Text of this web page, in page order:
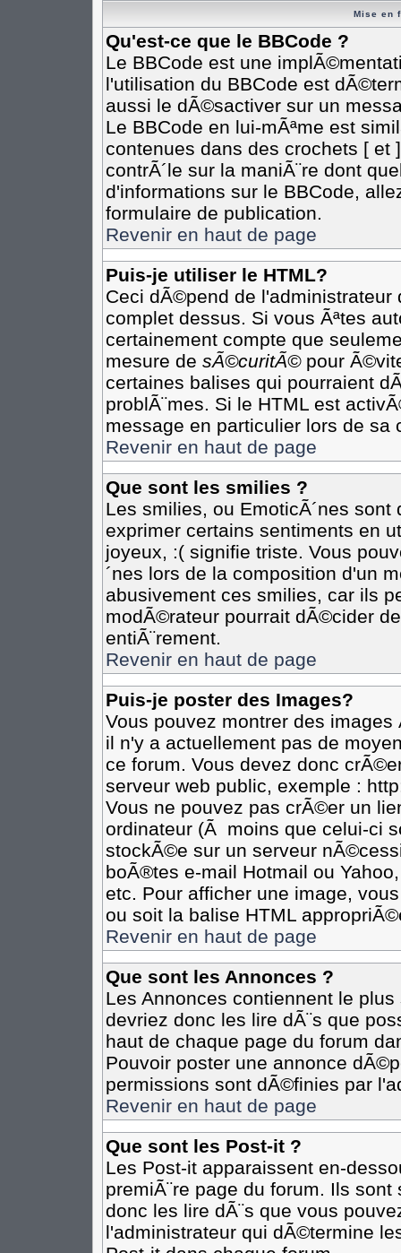
Mise en
Qu'est-ce que le BBCode ?
Le BBCode est une
l'utilisation du BBCode est
aussi le dÃ©sactiver sur un
Le BBCode en lui-mÃªme est
contenues dans des crochets [
contrÃ´le sur la maniÃ¨re dont
d'informations sur le BBCode,
formulaire de publication.
Revenir en haut de page
Puis-je utiliser le HTML?
Ceci dÃ©pend de l'administrateur
complet dessus. Si vous Ãªtes
certainement compte que
mesure de sÃ©curitÃ©pour
certaines balises qui pourraient
problÃ¨mes. Si le HTML est
message en particulier lors de sa
Revenir en haut de page
Que sont les smilies ?
Les smilies, ou EmoticÃ´nes
exprimer certains sentiments en
joyeux, :( signifie triste. Vous
´nes lors de la composition d'un
abusivement ces smilies, car ils
modÃ©rateur pourrait dÃ©cider
entiÃ¨rement.
Revenir en haut de page
Puis-je poster des Images?
Vous pouvez montrer des
il n'y a actuellement pas de
ce forum. Vous devez donc
serveur web public, exemple :
Vous ne pouvez pas crÃ©er un
ordinateur (Ã moins que celui-ci
stockÃ©e sur un serveur
boÃ®tes e-mail Hotmail ou
etc. Pour afficher une image,
ou soit la balise HTML
Revenir en haut de page
Que sont les Annonces ?
Les Annonces contiennent le
devriez donc les lire dÃ¨s que
haut de chaque page du forum
Pouvoir poster une annonce
permissions sont dÃ©finies par
Revenir en haut de page
Que sont les Post-it ?
Les Post-it apparaissent en-
premiÃ¨re page du forum. Ils
donc les lire dÃ¨s que vous
l'administrateur qui dÃ©termine